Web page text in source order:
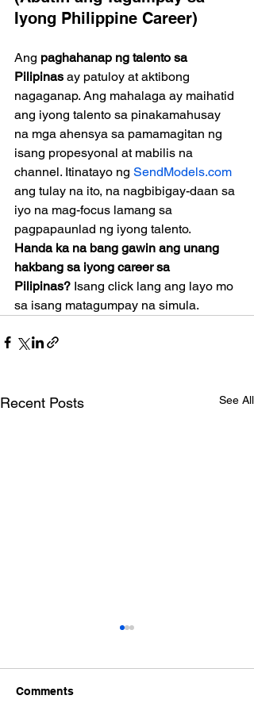
Iyong Philippine Career)
Ang paghahanap ng talento sa
Pilipinas ay patuloy at aktibong
nagaganap. Ang mahalaga ay maihatid
ang iyong talento sa pinakamahusay
na mga ahensya sa pamamagitan ng
isang propesyonal at mabilis na
channel. Itinatayo ng SendModels.com
ang tulay na ito, na nagbibigay-daan sa
iyo na mag-focus lamang sa
pagpapaunlad ng iyong talento.
Handa ka na bang gawin ang unang
hakbang sa iyong career sa
Pilipinas? Isang click lang ang layo mo
sa isang matagumpay na simula.
Recent Posts See All
Comments